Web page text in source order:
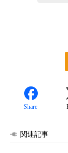
Share
関連記事